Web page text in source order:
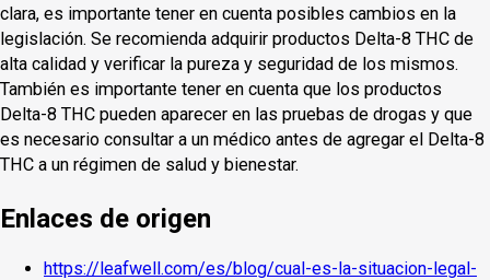
clara, es importante tener en cuenta posibles cambios en la
legislación. Se recomienda adquirir productos Delta-8 THC de
alta calidad y verificar la pureza y seguridad de los mismos.
También es importante tener en cuenta que los productos
Delta-8 THC pueden aparecer en las pruebas de drogas y que
es necesario consultar a un médico antes de agregar el Delta-8
THC a un régimen de salud y bienestar.
Enlaces de origen
https://leafwell.com/es/blog/cual-es-la-situacion-legal-